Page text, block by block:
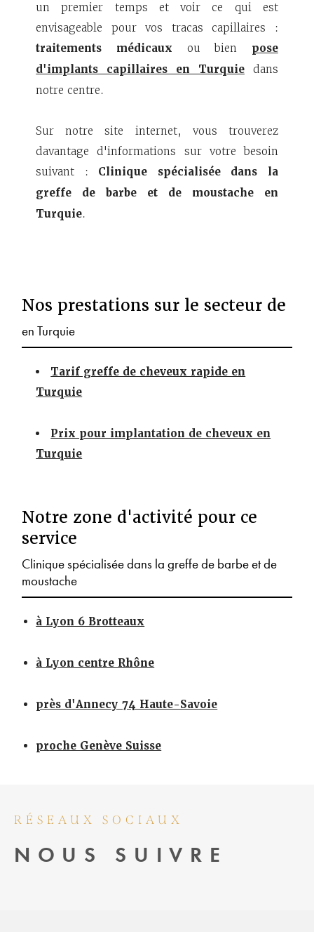
un premier temps et voir ce qui est
envisageable pour vos tracas capillaires :
traitements médicaux ou bien pose
d'implants capillaires en Turquiedans
notre centre.
Sur notre site internet, vous trouverez
davantage d'informations sur votre besoin
suivant : Clinique spécialisée dans la
greffe de barbe et de moustache en
Turquie.
Nos prestations sur le secteur de
en Turquie
Tarif greffe de cheveux rapide en
Turquie
Prix pour implantation de cheveux en
Turquie
Notre zone d'activité pour ce
service
Clinique spécialisée dans la greffe de barbe et de
moustache
à Lyon 6 Brotteaux
à Lyon centre Rhône
près d'Annecy 74 Haute-Savoie
proche Genève Suisse
RÉSEAUX SOCIAUX
NOUS SUIVRE